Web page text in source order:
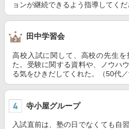
ョンが継続できるよう指導してくだ
田中学習会
高校入試に関して、高校の先生
た。受験に関する資料や、ノウハ
る気をひきだしてくれた。（50代／
寺小屋グループ
入試直前は、塾の日でなくても自